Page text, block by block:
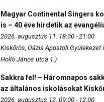
Magyar Continental Singers
is – 40 éve hirdetik az
2026. augusztus 11. 18:00 - 21:00
Kiskőrös, Oázis Apostoli Gyülekezet
Holló János utca 1.)
Sakkra fel! – Háromnapos
az általános iskolásokat
2026. augusztus 12. 09:00 - 12:00